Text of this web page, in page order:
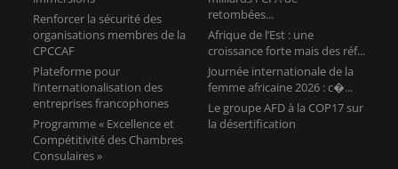
entreprises francophones
Programme « Excellence et
Compétitivité des Chambres
Consulaires »
Le groupe AFD à la COP17 sur
Contact
11, rue Léon Jouhaux
75010 Paris